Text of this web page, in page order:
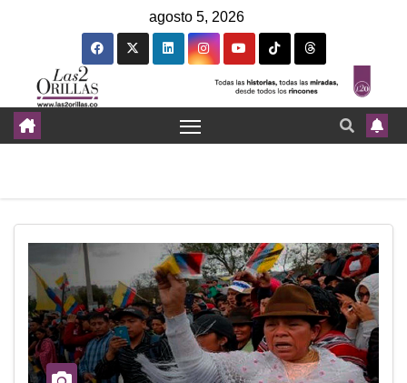
agosto 5, 2026